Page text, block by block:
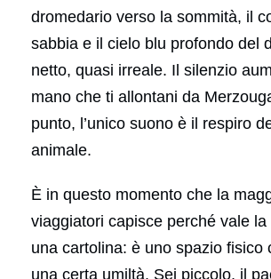
dromedario verso la sommità, il
sabbia e il cielo blu profondo del
netto, quasi irreale. Il silenzio
mano che ti allontani da
punto, l’unico suono è il respiro
animale.
È in questo momento che la
viaggiatori capisce perché vale
una cartolina: è uno spazio fisico
una certa umiltà. Sei piccolo, il